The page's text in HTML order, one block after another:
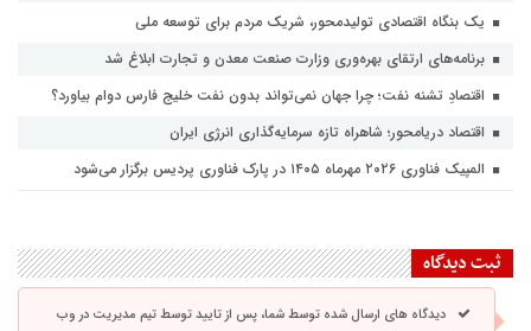
یک بنگاه اقتصادی تولیدمحور، شریک مردم برای توسعه ملی
برنامه‌های ارتقای بهره‌وری وزارت صنعت معدن و تجارت ابلاغ شد
اقتصادِ تشنه‌ نفت؛ چرا جهان نمی‌تواند بدون نفت خلیج فارس دوام بیاورد؟
اقتصاد دریامحور؛ شاهراه تازه سرمایه‌گذاری انرژی ایران
المپیک فناوری ۲۰۲۶ مهرماه ۱۴۰۵ در پارک فناوری پردیس برگزار می‌شود
ثبت دیدگاه
دیدگاه های ارسال شده توسط شما، پس از تایید توسط تیم مدیریت در وب